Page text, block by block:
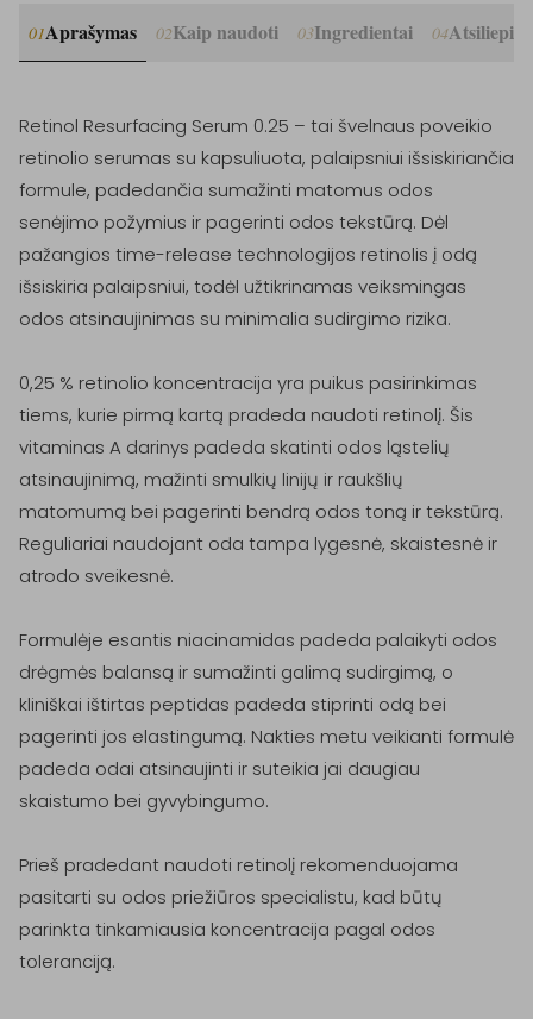
01Aprašymas 02Kaip naudoti 03Ingredientai 04
Retinol Resurfacing Serum 0.25 – tai švelnaus poveikio
retinolio serumas su kapsuliuota, palaipsniui išsiskiriančia
formule, padedančia sumažinti matomus odos
senėjimo požymius ir pagerinti odos tekstūrą. Dėl
pažangios time-release technologijos retinolis į odą
išsiskiria palaipsniui, todėl užtikrinamas veiksmingas
odos atsinaujinimas su minimalia sudirgimo rizika.
0,25 % retinolio koncentracija yra puikus pasirinkimas
tiems, kurie pirmą kartą pradeda naudoti retinolį. Šis
vitaminas A darinys padeda skatinti odos ląstelių
atsinaujinimą, mažinti smulkių linijų ir raukšlių
matomumą bei pagerinti bendrą odos toną ir tekstūrą.
Reguliariai naudojant oda tampa lygesnė, skaistesnė ir
atrodo sveikesnė.
Formulėje esantis niacinamidas padeda palaikyti odos
drėgmės balansą ir sumažinti galimą sudirgimą, o
kliniškai ištirtas peptidas padeda stiprinti odą bei
pagerinti jos elastingumą. Nakties metu veikianti formulė
padeda odai atsinaujinti ir suteikia jai daugiau
skaistumo bei gyvybingumo.
Prieš pradedant naudoti retinolį rekomenduojama
pasitarti su odos priežiūros specialistu, kad būtų
parinkta tinkamiausia koncentracija pagal odos
toleranciją.